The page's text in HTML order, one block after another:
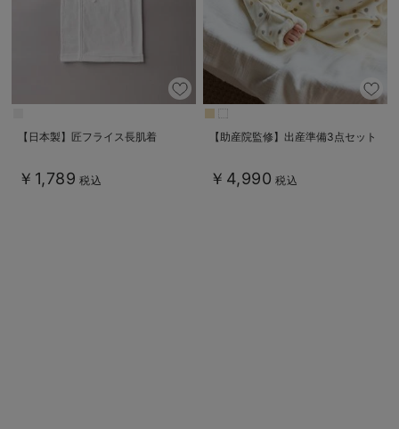
【日本製】匠フライス長肌着
￥1,789 税込
【助産院監修】出産準備3点セット
￥4,990 税込